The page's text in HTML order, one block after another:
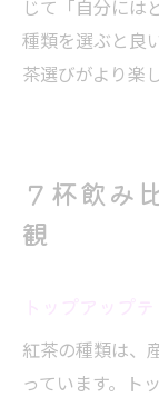
じて「自分には
種類を選ぶと良
茶選びがより楽
７杯飲み
観
紅茶の種類は、
っています。ト